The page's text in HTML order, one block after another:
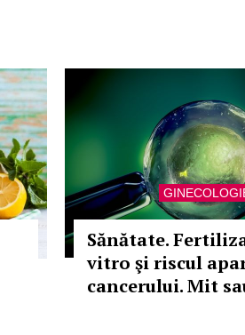
Sănătate.
vitro şi riscul
cancerului. Mit